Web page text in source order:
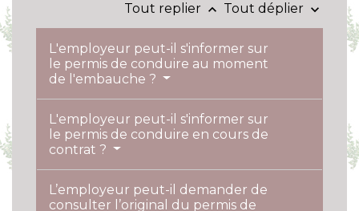
Tout replier keyboard_arrow_up Tout déplier keyboard_arrow_down
L'employeur peut-il s'informer sur
le permis de conduire au moment
de l'embauche ?
L'employeur peut-il s'informer sur
le permis de conduire en cours de
contrat ?
L’employeur peut-il demander de
consulter l’original du permis de